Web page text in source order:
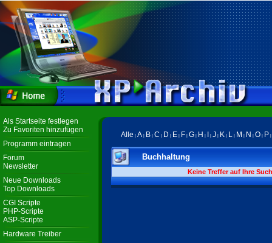
Als Startseite festlegen
Zu Favoriten hinzufügen
Programm eintragen
Forum
Newsletter
Neue Downloads
Top Downloads
CGI Scripte
PHP-Scripte
ASP-Scripte
Hardware Treiber
Alle A B C D E F G H J K L M N O P
Buchhaltung
Keine Treffer auf Ihre